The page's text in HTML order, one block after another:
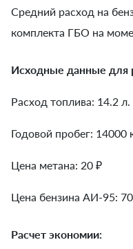
Средний расход на
комплекта ГБО на
Исходные данные для
Расход топлива: 14.2 л.
Годовой пробег: 14000
Цена метана: 20 ₽
Цена бензина АИ-95:
Расчет экономии: